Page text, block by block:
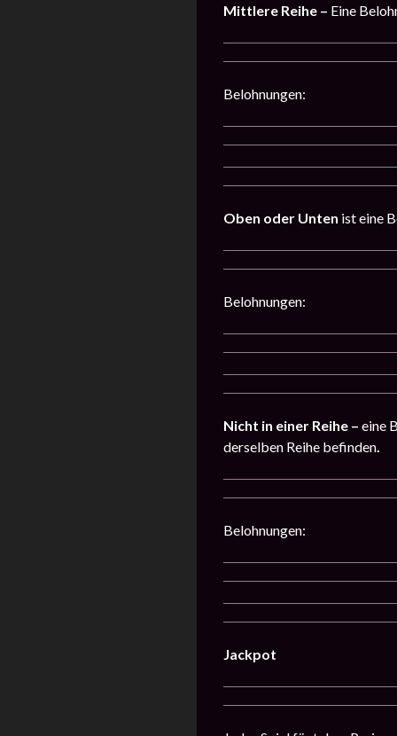
Mittlere Reihe – Eine
Belohnungen:
Oben oder Unten ist eine
Belohnungen:
Nicht in einer Reihe – eine
derselben Reihe befinden.
Belohnungen:
Jackpot